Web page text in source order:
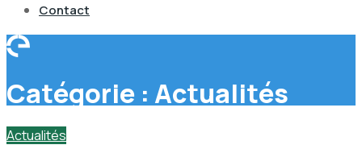
Contact
Catégorie : Actualités
Actualités